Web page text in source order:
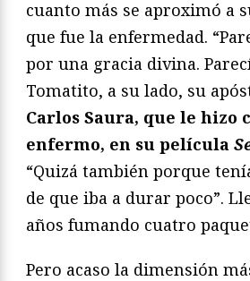
cuanto más se aproximó a
que fue la enfermedad.
por una gracia divina.
Tomatito, a su lado, su
Carlos Saura, que le hizo
enfermo, en su película
“Quizá también porque
de que iba a durar poco”.
años fumando cuatro
Pero acaso la dimensión